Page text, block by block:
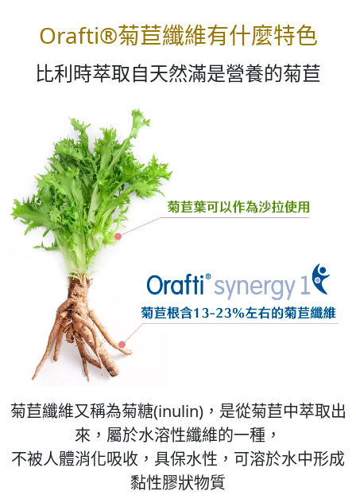
Orafti®菊苣纖維有什麼特色
比利時萃取自天然滿是營養的菊苣
菊苣纖維又稱為菊糖(inulin)，是從菊苣中萃取出
來，屬於水溶性纖維的一種，
不被人體消化吸收，具保水性，可溶於水中形成
黏性膠狀物質